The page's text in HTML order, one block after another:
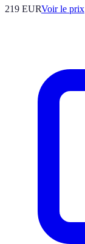
219 EURVoir le prix